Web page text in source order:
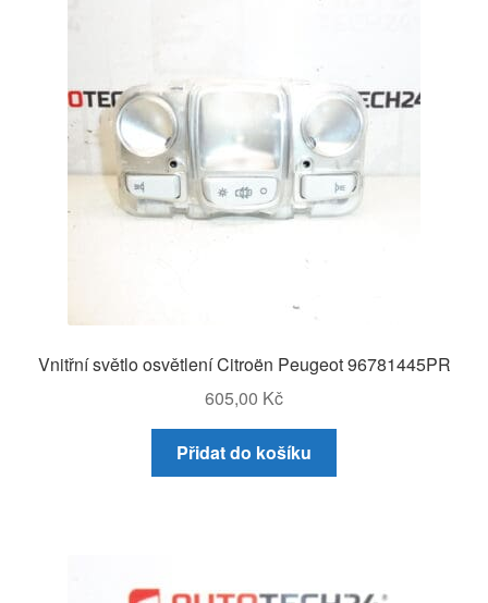
Vnitřní světlo osvětlení Citroën Peugeot 96781445PR
605,00 Kč
Přidat do košíku